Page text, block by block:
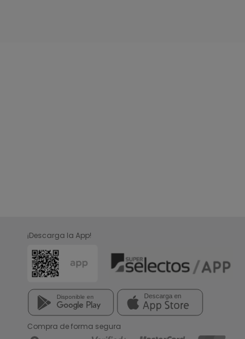
¡Descarga la App!
Compra de forma segura